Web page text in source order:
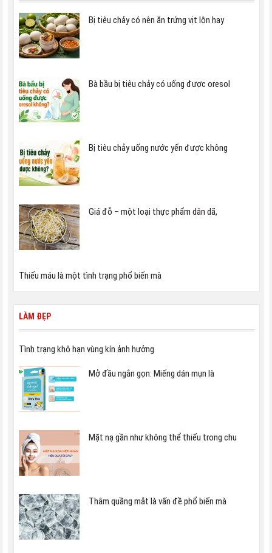
Bị tiêu chảy có nên ăn trứng vịt lộn hay
Bà bầu bị tiêu chảy có uống được oresol
Bị tiêu chảy uống nước yến được không
Giá đỗ – một loại thực phẩm dân dã,
Thiếu máu là một tình trạng phổ biến mà
LÀM ĐẸP
Tình trạng khô hạn vùng kín ảnh hưởng
Mở đầu ngắn gọn: Miếng dán mụn là
Mặt nạ gần như không thể thiếu trong chu
Thâm quầng mắt là vấn đề phổ biến mà